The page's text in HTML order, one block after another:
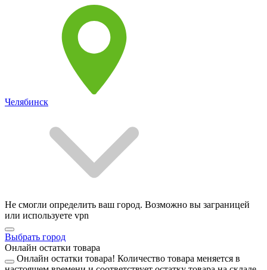
Челябинск
Не смогли определить ваш город. Возможно вы заграницей
или используете vpn
Выбрать город
Онлайн остатки товара
Онлайн остатки товара! Количество товара меняется в